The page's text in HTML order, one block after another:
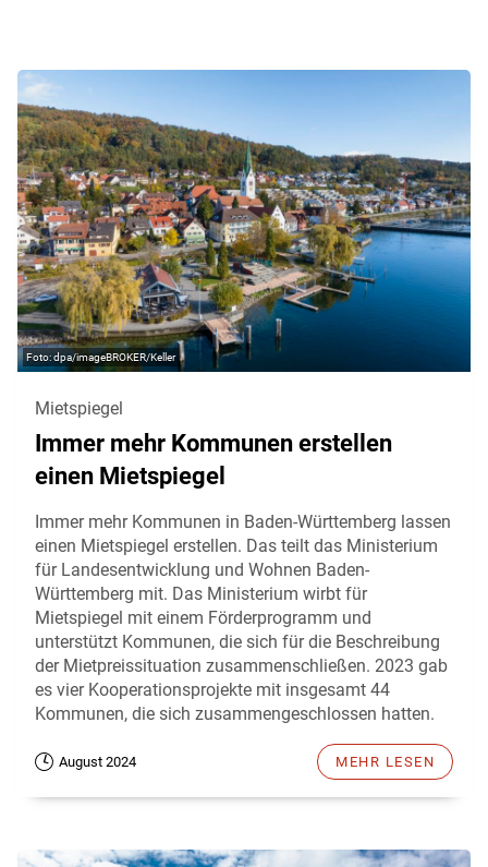
dpa/imageBROKER/Keller
Mietspiegel
Immer mehr Kommunen erstellen
einen Mietspiegel
Immer mehr Kommunen in Baden-Württemberg lassen
einen Mietspiegel erstellen. Das teilt das Ministerium
für Landesentwicklung und Wohnen Baden-
Württemberg mit. Das Ministerium wirbt für
Mietspiegel mit einem Förderprogramm und
unterstützt Kommunen, die sich für die Beschreibung
der Mietpreissituation zusammenschließen. 2023 gab
es vier Kooperationsprojekte mit insgesamt 44
Kommunen, die sich zusammengeschlossen hatten.
August 2024 MEHR LESEN